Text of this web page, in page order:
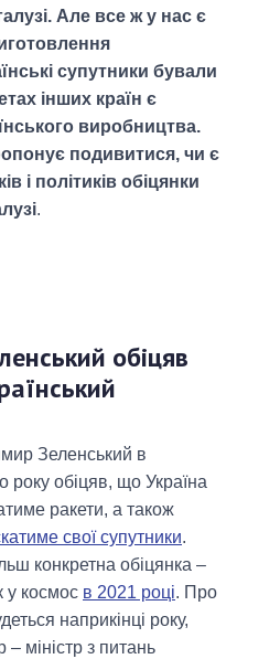
Але все ж у нас є
супутники бували
інших країн є
виробництва.
подивитися, чи є
і політиків обіцянки
.
обіцяв
Зеленський в
року обіцяв, що Україна
ракети, а також
свої супутники.
конкретна обіцянка –
у космос в 2021 році. Про
наприкінці року,
міністр з питань